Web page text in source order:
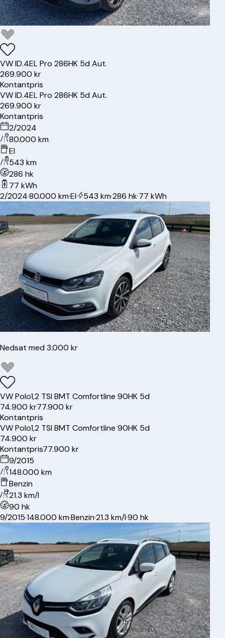
VWID.4EL Pro 286HK 5d Aut.
269.900 kr
Kontantpris
VWID.4EL Pro 286HK 5d Aut.
269.900 kr
Kontantpris
2/2024
80.000 km
El
543 km
286 hk
77 kWh
2/2024·80.000 km·El· 543 km·286 hk·77 kWh
Nedsat med 3.000 kr
VWPolo1,2 TSI BMT Comfortline 90HK 5d
74.900 kr77.900 kr
Kontantpris
VWPolo1,2 TSI BMT Comfortline 90HK 5d
74.900 kr
Kontantpris77.900 kr
9/2015
148.000 km
Benzin
21.3 km/l
90 hk
9/2015·148.000 km·Benzin·21.3 km/l·90 hk